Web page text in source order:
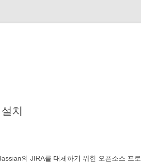
치
의 JIRA를 대체하기 위한 오픈소스 프